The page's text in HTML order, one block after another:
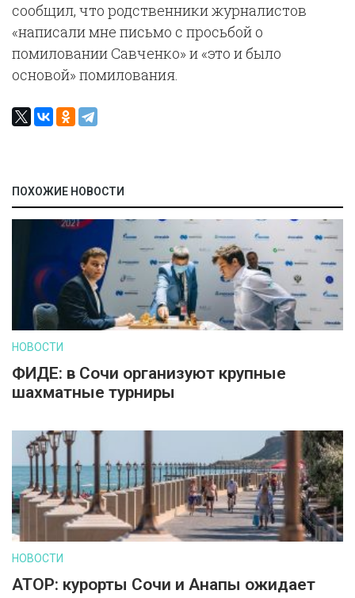
сообщил, что родственники журналистов
«написали мне письмо с просьбой о
помиловании Савченко» и «это и было
основой» помилования.
ПОХОЖИЕ НОВОСТИ
НОВОСТИ
ФИДЕ: в Сочи организуют крупные
шахматные турниры
НОВОСТИ
АТОР: курорты Сочи и Анапы ожидает